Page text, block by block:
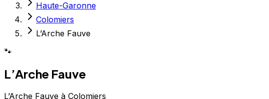
Haute-Garonne
Colomiers
L’Arche Fauve
🐾
L’Arche Fauve
L’Arche Fauve à Colomiers